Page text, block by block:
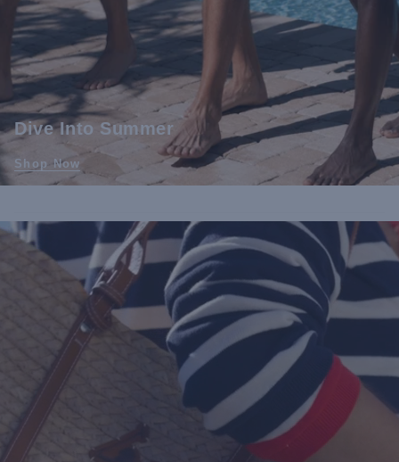
Dive Into Summer
Shop Now